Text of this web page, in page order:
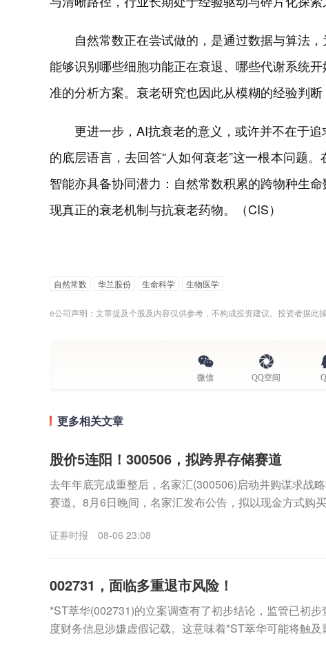
自然常数正在尝试做的，是通过数据与算法
能够识别哪些细胞功能正在衰退、哪些代谢系统
准的分析方案。衰老研究也因此从模糊的经验判
更进一步，AI抗衰老的意义，或许并不在于
的底层语言，去回答“人如何衰老”这一根本问题
智能亦具备协同潜力：自然常数积累的跨物种生
现真正的衰老机制与抗衰老药物。（CIS）
自然常数 华兰股份 生命科学 生物医学
e公司声明：文章提及个股及内容仅供参考，不构成投资建议。投资者据此操
微信 QQ空间
更多相关文章
股价5连阳！300506，拟跨界存储赛道
去年年底完成重整后，名家汇(300506)启动并购谋求战
赛道。8月6日晚间，名家汇发布公告，拟以现金方式购
证券时报 08-06 23:08
002731，面临多重退市风险！
*ST萃华(002731)的立案调查有了初步结论，监管已初
度财务信息涉嫌虚假记载。这意味着*ST萃华可能将触